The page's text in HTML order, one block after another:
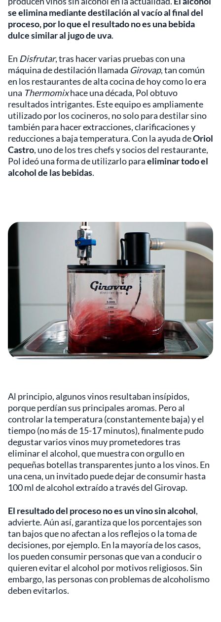
se elimina mediante destilación al vacío al final del
proceso, por lo que el resultado no es una bebida
dulce similar al jugo de uva.
En Disfrutar, tras hacer varias pruebas con una
máquina de destilación llamada Girovap, tan común
en los restaurantes de alta cocina de hoy como lo era
una Thermomixhace una década, Pol obtuvo
resultados intrigantes. Este equipo es ampliamente
utilizado por los cocineros, no solo para destilar sino
también para hacer extracciones, clarificaciones y
reducciones a baja temperatura. Con la ayuda deOriol
Castro, uno de los tres chefs y socios del restaurante,
Pol ideó una forma de utilizarlo paraeliminar todo el
alcohol de las bebidas.
Al principio, algunos vinos resultaban insípidos,
porque perdían sus principales aromas. Pero al
controlar la temperatura (constantemente baja) y el
tiempo (no más de 15-17 minutos), finalmente pudo
degustar varios vinos muy prometedores tras
eliminar el alcohol, que muestra con orgullo en
pequeñas botellas transparentes junto a los vinos. En
una cena, un invitado puede dejar de consumir hasta
100 ml de alcohol extraído a través del Girovap.
El resultado del proceso no es un vino sin alcohol,
advierte. Aún así, garantiza que los porcentajes son
tan bajos que no afectan a los reflejos o la toma de
decisiones, por ejemplo. En la mayoría de los casos,
los pueden consumir personas que van a conducir o
quieren evitar el alcohol por motivos religiosos. Sin
embargo, las personas con problemas de alcoholismo
deben evitarlos.